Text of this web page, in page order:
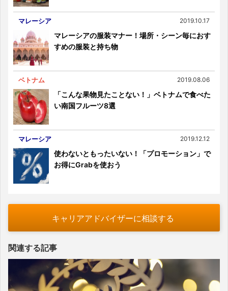
マレーシア 2019.10.17
マレーシアの服装マナー！場所・シーン毎におす
すめの服装と持ち物
ベトナム 2019.08.06
「こんな果物見たことない！」ベトナムで食べた
い南国フルーツ8選
マレーシア 2019.12.12
使わないともったいない！「プロモーション」で
お得にGrabを使おう
キャリアアドバイザーに相談する
関連する記事